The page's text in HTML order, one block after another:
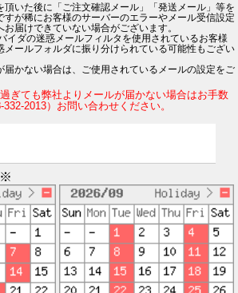
頂いた後に「ご注文確認メール」「発送メール」等を
すが稀にお客様のサーバーのエラーやメール受信設定
届けできていない場合がございます。
イダの迷惑メールフィルタを使用されているお客様
メールフォルダに振り分けられている可能性もござい
届かない場合は、ご使用されているメールの設定をご
ぎても弊社よりメールが届かない場合はお手数
2013）お問い合わせください。
※